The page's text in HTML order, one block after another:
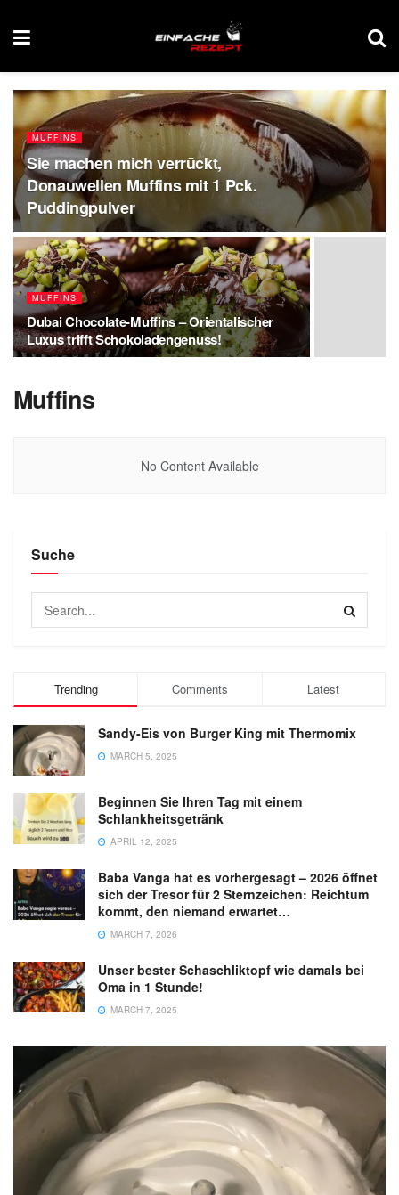
MUFFINS
Sie machen mich verrückt,
Donauwellen Muffins mit 1 Pck.
Puddingpulver
MUFFINS
Dubai Chocolate-Muffins – Orientalischer
Luxus trifft Schokoladengenuss!
Muffins
No Content Available
Suche
Trending Comments Latest
Sandy-Eis von Burger King mit Thermomix
MARCH 5, 2025
Beginnen Sie Ihren Tag mit einem
Schlankheitsgetränk
APRIL 12, 2025
Baba Vanga hat es vorhergesagt – 2026 öffnet
sich der Tresor für 2 Sternzeichen: Reichtum
kommt, den niemand erwartet…
MARCH 7, 2026
Unser bester Schaschliktopf wie damals bei
Oma in 1 Stunde!
MARCH 7, 2025